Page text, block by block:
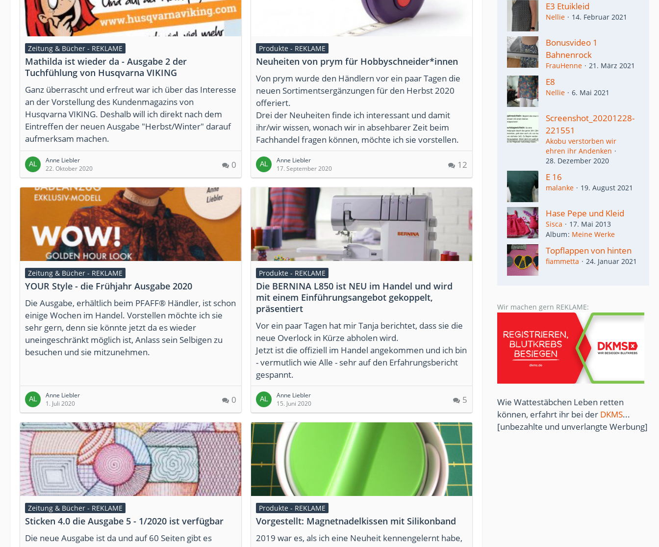
Zeitung & Bücher - REKLAME
Mathilda ist wieder da - Ausgabe 2 der
Tuchfühlung von Husqvarna VIKING
Ganz überrascht und erfreut war ich über das Interesse
an der Vorstellung des Kundenmagazins von
Husqvarna VIKING. Deshalb will ich direkt nach dem
Eintreffen der neuen Ausgabe "Herbst/Winter" darauf
aufmerksam machen.
Anne Liebler
22. Oktober 2020
0
Produkte - REKLAME
Neuheiten von prym für Hobbyschneider*innen
Von prym wurde den Händlern vor ein paar Tagen die
neuen Sortimentsergänzungen für den Herbst 2020
offeriert.
Drei der Neuheiten finde ich interessant und damit
ihr/wir wissen, wonach wir in absehbarer Zeit beim
Fachhandel fragen können, möchte ich sie vorstellen.
Anne Liebler
17. September 2020
12
Zeitung & Bücher - REKLAME
YOUR Style - die Frühjahr Ausgabe 2020
Die Ausgabe, erhältlich beim PFAFF® Händler, ist schon
einige Wochen im Handel. Vorstellen möchte ich sie
sehr gern, denn sie könnte jetzt da es wieder
uneingeschränkt möglich ist, Anlass sein Selbigen zu
besuchen und sie mitzunehmen.
Anne Liebler
1. Juli 2020
0
Produkte - REKLAME
Die BERNINA L850 ist NEU im Handel und wird
mit einem Einführungsangebot gekoppelt,
präsentiert
Vor ein paar Tagen hat mir Tanja berichtet, dass sie die
neue Overlock in Kürze abholen wird.
Jetzt ist die offiziell im Handel angekommen und ich bin
- vermutlich wie Alle - sehr auf den Erfahrungsbericht
gespannt.
Anne Liebler
15. Juni 2020
5
Zeitung & Bücher - REKLAME
Sticken 4.0 die Ausgabe 5 - 1/2020 ist verfügbar
Die neue Ausgabe ist da und auf 60 Seiten gibt es
Produkte - REKLAME
Vorgestellt: Magnetnadelkissen mit Silikonband
2019 war es, als ich eine Neuheit kennengelernt habe,
E3 Etuikleid
Nellie 14. Februar 2021
Bonusvideo 1
Bahnenrock
FrauHenne 21. März 2021
E8
Nellie 6. Mai 2021
Screenshot_20201228-
221551
Akobu verstorben wir
ehren ihr Andenken
28. Dezember 2020
E 16
malanke 19. August 2021
Hase Pepe und Kleid
Sisca
17. Mai 2013
Album Meine Werke
Topflappen von hinten
fiammetta 24. Januar 2021
Wir machen gern REKLAME:
Wie Wattestäbchen Leben retten
können, erfahrt ihr bei der DKMS...
[unbezahlte und unverlangte Werbung]